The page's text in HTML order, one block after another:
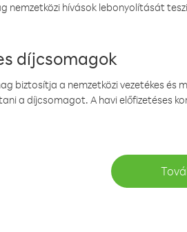
nemzetközi hívások lebonyolítását
díjcsomagok
biztosítja a nemzetközi vezetékes
a díjcsomagot. A havi előfizetéses